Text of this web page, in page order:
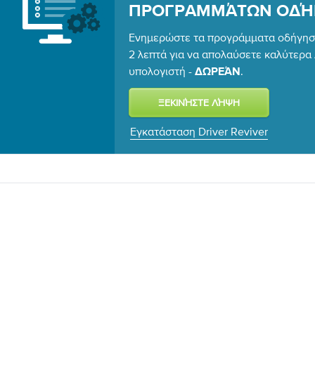
ΠΡΟΓΡΑΜΜΆΤΩΝ
Ενημερώστε τα προγράμματα
2 λεπτά για να απολαύσετε
υπολογιστή - ΔΩΡΕΆΝ .
Εγκατάσταση Driver Reviver